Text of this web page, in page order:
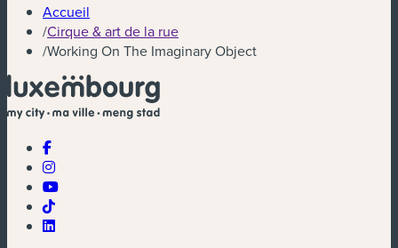
Accueil
/Cirque & art de la rue
/Working On The Imaginary Object